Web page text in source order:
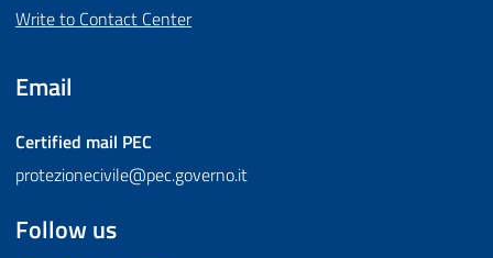
Write to Contact Center
Email
Certified mail PEC
protezionecivile@pec.governo.it
Follow us